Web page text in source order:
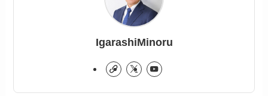
IgarashiMinoru